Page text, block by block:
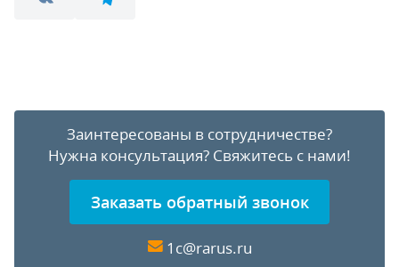
Заинтересованы в сотрудничестве?
Нужна консультация? Свяжитесь с нами!
Заказать обратный звонок
1c@rarus.ru